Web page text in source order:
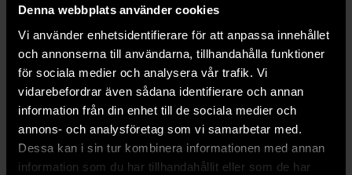
Denna webbplats använder cookies
Vi använder enhetsidentifierare för att anpassa innehållet
och annonserna till användarna, tillhandahålla funktioner
för sociala medier och analysera vår trafik. Vi
vidarebefordrar även sådana identifierare och annan
information från din enhet till de sociala medier och
annons- och analysföretag som vi samarbetar med.
Dessa kan i sin tur kombinera informationen med annan
information som du har tillhandahållit eller som de har